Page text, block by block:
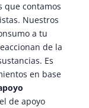
que contamos
Nuestros
a tu
de la
Es
en base
de apoyo